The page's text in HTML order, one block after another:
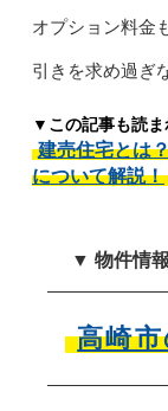
オプション料金
引きを求め過ぎ
▼この記事も読ま
建売住宅とは
について解説！
▼ 物件情
高崎